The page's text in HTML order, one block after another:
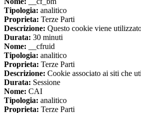
Tipologia: analitico
Proprieta: Terze Parti
Descrizione: Questo cookie viene
Durata: 30 minuti
Nome: __cfruid
Tipologia: analitico
Proprieta: Terze Parti
Descrizione: Cookie associato ai siti che
Durata: Sessione
Nome: CAI
Tipologia: analitico
Proprieta: Terze Parti